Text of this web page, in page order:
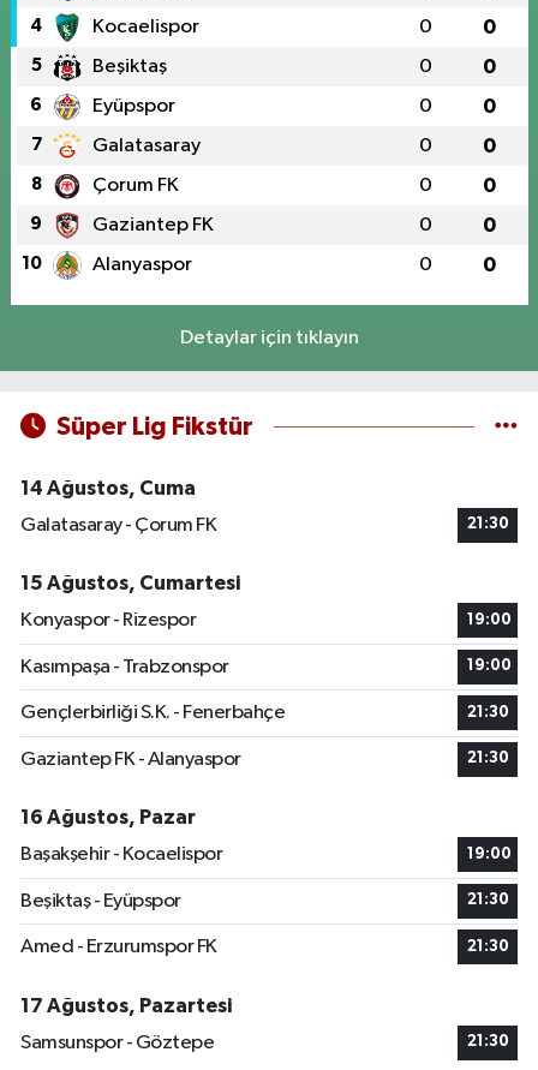
4 Kocaelispor 0 0
5 Beşiktaş 0 0
6 Eyüpspor 0 0
7 Galatasaray 0 0
8 Çorum FK 0 0
9 Gaziantep FK 0 0
10 Alanyaspor 0 0
Detaylar için tıklayın
Süper Lig Fikstür
14 Ağustos, Cuma
Galatasaray - Çorum FK
21:30
15 Ağustos, Cumartesi
Konyaspor - Rizespor
19:00
Kasımpaşa - Trabzonspor 19:00
Gençlerbirliği S.K. - Fenerbahçe 21:30
Gaziantep FK - Alanyaspor 21:30
16 Ağustos, Pazar
Başakşehir - Kocaelispor
19:00
Beşiktaş - Eyüpspor 21:30
Amed - Erzurumspor FK 21:30
17 Ağustos, Pazartesi
Samsunspor - Göztepe
21:30